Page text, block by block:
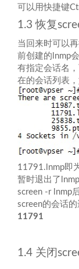
可以用快捷键
1.3 恢复
当回来时可以再
前创建的lnmp
有指定会话名，
在的会话列表，
11791.lnmp即
暂时退出了
screen -r lnmp
screen的会话
11791
1.4 关闭